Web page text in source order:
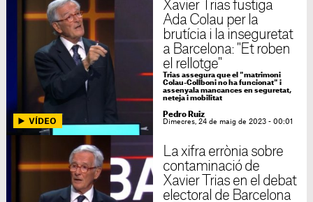
Xavier Trias fustiga
Ada Colau per la
brutícia i la inseguretat
a Barcelona: "Et roben
el rellotge"
Trias assegura que el "matrimoni
Colau-Collboni no ha funcionat" i
assenyala mancances en seguretat,
neteja i mobilitat
Pedro Ruiz
Dimecres, 24 de maig de 2023 - 00:01
La xifra errònia sobre
contaminació de
Xavier Trias en el debat
electoral de Barcelona